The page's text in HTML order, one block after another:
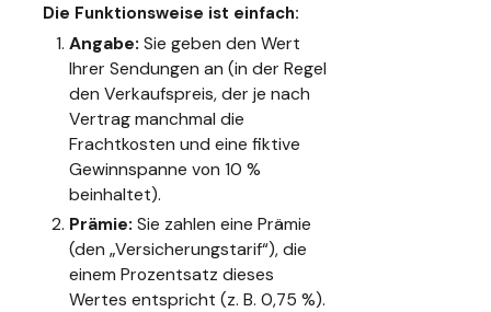
Die Funktionsweise ist einfach:
Angabe: Sie geben den Wert
Ihrer Sendungen an (in der Regel
den Verkaufspreis, der je nach
Vertrag manchmal die
Frachtkosten und eine fiktive
Gewinnspanne von 10 %
beinhaltet).
Prämie: Sie zahlen eine Prämie
(den „Versicherungstarif“), die
einem Prozentsatz dieses
Wertes entspricht (z. B. 0,75 %).